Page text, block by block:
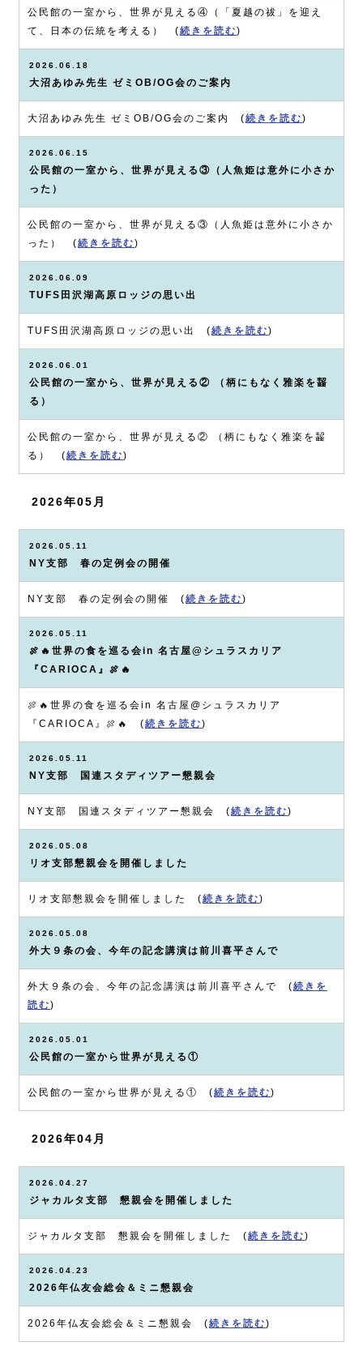
公民館の一室から、世界が見える④（「夏越の祓」を迎え
て、日本の伝統を考える） ( 続きを読む )
2026.06.18
大沼あゆみ先生 ゼミOB/OG会のご案内
大沼あゆみ先生 ゼミOB/OG会のご案内 ( 続きを読む )
2026.06.15
公民館の一室から、世界が見える③（人魚姫は意外に小さか
った）
公民館の一室から、世界が見える③（人魚姫は意外に小さか
った） ( 続きを読む )
2026.06.09
TUFS田沢湖高原ロッジの思い出
TUFS田沢湖高原ロッジの思い出 ( 続きを読む )
2026.06.01
公民館の一室から、世界が見える② （柄にもなく雅楽を齧
る）
公民館の一室から、世界が見える② （柄にもなく雅楽を齧
る） ( 続きを読む )
2026年05月
2026.05.11
NY支部 春の定例会の開催
NY支部 春の定例会の開催 ( 続きを読む )
2026.05.11
🍖🔥世界の食を巡る会in 名古屋@シュラスカリア
『CARIOCA』🍖🔥
🍖🔥世界の食を巡る会in 名古屋@シュラスカリア
『CARIOCA』🍖🔥 ( 続きを読む )
2026.05.11
NY支部 国連スタディツアー懇親会
NY支部 国連スタディツアー懇親会 ( 続きを読む )
2026.05.08
リオ支部懇親会を開催しました
リオ支部懇親会を開催しました ( 続きを読む )
2026.05.08
外大９条の会、今年の記念講演は前川喜平さんで
外大９条の会、今年の記念講演は前川喜平さんで ( 続きを
読む )
2026.05.01
公民館の一室から世界が見える①
公民館の一室から世界が見える① ( 続きを読む )
2026年04月
2026.04.27
ジャカルタ支部 懇親会を開催しました
ジャカルタ支部 懇親会を開催しました ( 続きを読む )
2026.04.23
2026年仏友会総会＆ミニ懇親会
2026年仏友会総会＆ミニ懇親会 ( 続きを読む )